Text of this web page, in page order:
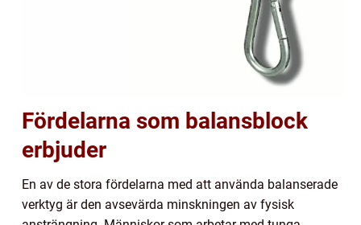
Fördelarna som balansblock
erbjuder
En av de stora fördelarna med att använda balanserade
verktyg är den avsevärda minskningen av fysisk